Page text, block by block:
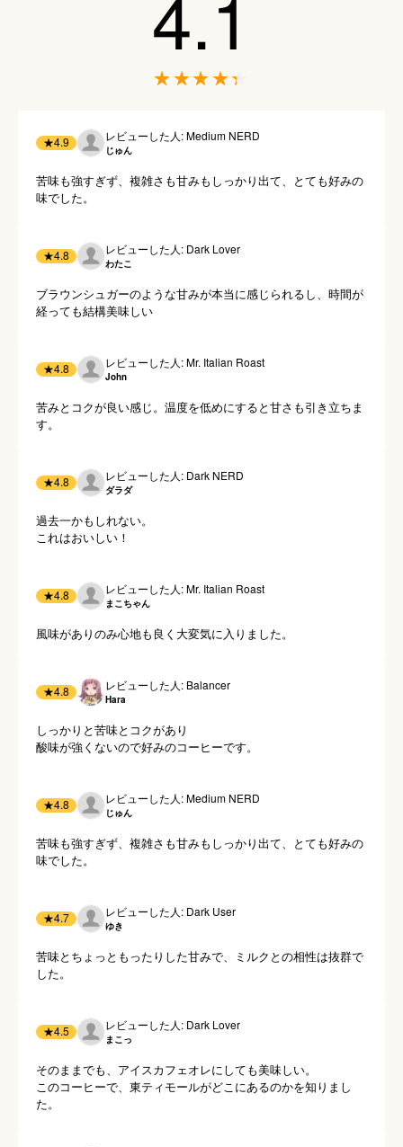
★4.9 レビューした人: Medium NERD
じゅん
苦味も強すぎず、複雑さも甘みもしっかり出て、とても好みの
味でした。
★4.8 レビューした人: Dark Lover
わたこ
ブラウンシュガーのような甘みが本当に感じられるし、時間が
経っても結構美味しい
★4.8 レビューした人: Mr. Italian Roast
John
苦みとコクが良い感じ。温度を低めにすると甘さも引き立ちま
す。
★4.8 レビューした人: Dark NERD
ダラダ
過去一かもしれない。
これはおいしい！
★4.8 レビューした人: Mr. Italian Roast
まこちゃん
風味がありのみ心地も良く大変気に入りました。
★4.8 レビューした人: Balancer
Hara
しっかりと苦味とコクがあり
酸味が強くないので好みのコーヒーです。
★4.8 レビューした人: Medium NERD
じゅん
苦味も強すぎず、複雑さも甘みもしっかり出て、とても好みの
味でした。
★4.7 レビューした人: Dark User
ゆき
苦味とちょっともったりした甘みで、ミルクとの相性は抜群で
した。
★4.5 レビューした人: Dark Lover
まこっ
そのままでも、アイスカフェオレにしても美味しい。
このコーヒーで、東ティモールがどこにあるのかを知りまし
た。